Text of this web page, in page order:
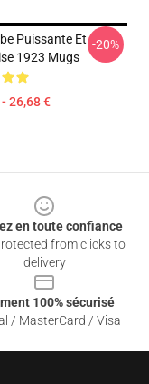
Puissante Et
1923 Mugs
26,68 €
-20%
en toute confiance
from clicks to
delivery
100% sécurisé
/ MasterCard / Visa